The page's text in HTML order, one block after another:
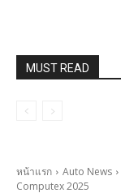
MUST READ